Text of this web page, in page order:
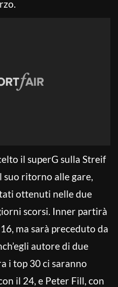
il superG sulla Streif
suo ritorno alle gare,
ottenuti nelle due
scorsi. Inner partirà
ma sarà preceduto da
autore di due
i top 30 ci saranno
il 24, e Peter Fill, con